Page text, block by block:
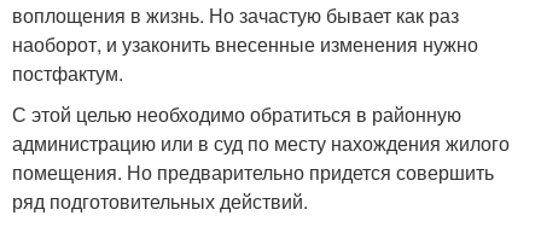
воплощения в жизнь. Но зачастую бывает как раз
наоборот, и узаконить внесенные изменения нужно
постфактум.
С этой целью необходимо обратиться в районную
администрацию или в суд по месту нахождения жилого
помещения. Но предварительно придется совершить
ряд подготовительных действий.